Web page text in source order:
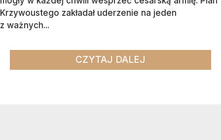
Krzywoustego zakładał uderzenie na jeden
z ważnych...
CZYTAJ DALEJ